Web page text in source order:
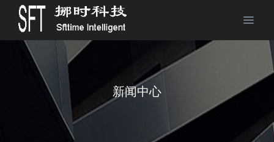
新闻中心